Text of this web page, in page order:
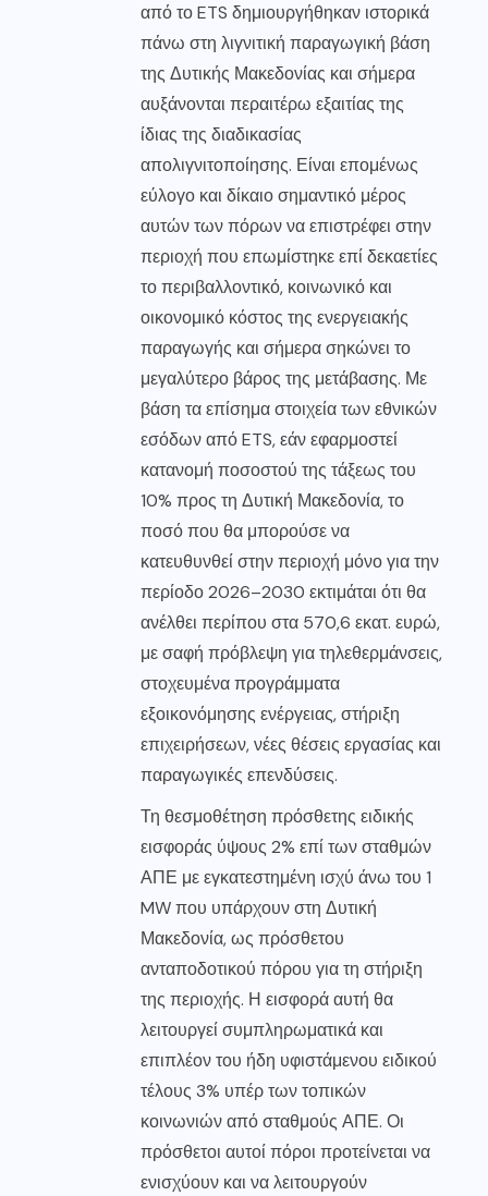
από το ETS δημιουργήθηκαν ιστορικά
πάνω στη λιγνιτική παραγωγική βάση
της Δυτικής Μακεδονίας και σήμερα
αυξάνονται περαιτέρω εξαιτίας της
ίδιας της διαδικασίας
απολιγνιτοποίησης. Είναι επομένως
εύλογο και δίκαιο σημαντικό μέρος
αυτών των πόρων να επιστρέφει στην
περιοχή που επωμίστηκε επί δεκαετίες
το περιβαλλοντικό, κοινωνικό και
οικονομικό κόστος της ενεργειακής
παραγωγής και σήμερα σηκώνει το
μεγαλύτερο βάρος της μετάβασης. Με
βάση τα επίσημα στοιχεία των εθνικών
εσόδων από ETS, εάν εφαρμοστεί
κατανομή ποσοστού της τάξεως του
10% προς τη Δυτική Μακεδονία, το
ποσό που θα μπορούσε να
κατευθυνθεί στην περιοχή μόνο για την
περίοδο 2026–2030 εκτιμάται ότι θα
ανέλθει περίπου στα 570,6 εκατ. ευρώ,
με σαφή πρόβλεψη για τηλεθερμάνσεις,
στοχευμένα προγράμματα
εξοικονόμησης ενέργειας, στήριξη
επιχειρήσεων, νέες θέσεις εργασίας και
παραγωγικές επενδύσεις.
Τη θεσμοθέτηση πρόσθετης ειδικής
εισφοράς ύψους 2% επί των σταθμών
ΑΠΕ με εγκατεστημένη ισχύ άνω του 1
MW που υπάρχουν στη Δυτική
Μακεδονία, ως πρόσθετου
ανταποδοτικού πόρου για τη στήριξη
της περιοχής. Η εισφορά αυτή θα
λειτουργεί συμπληρωματικά και
επιπλέον του ήδη υφιστάμενου ειδικού
τέλους 3% υπέρ των τοπικών
κοινωνιών από σταθμούς ΑΠΕ. Οι
πρόσθετοι αυτοί πόροι προτείνεται να
ενισχύουν και να λειτουργούν